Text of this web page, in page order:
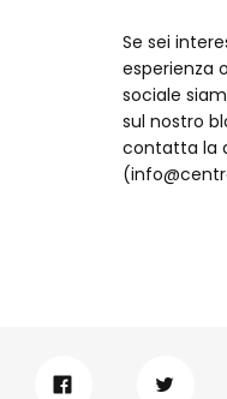
Se sei
esperienza
sociale
sul nostro
contatta la